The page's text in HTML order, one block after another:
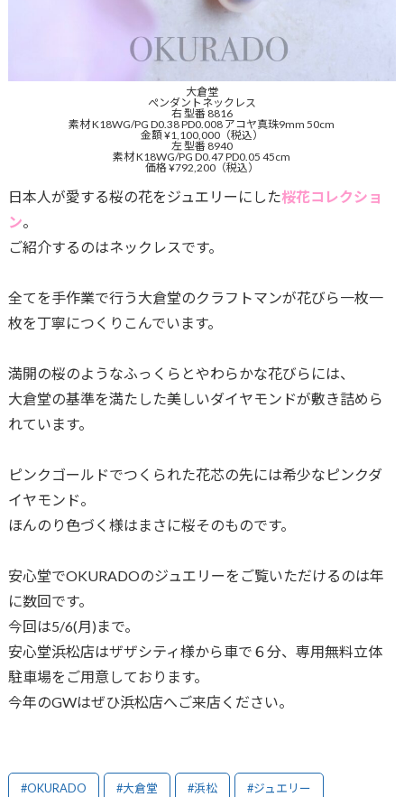
大倉堂
ぺンダントネックレス
右 型番 8816
素材 K18WG/PG D0.38 PD0.008 アコヤ真珠9mm 50cm
金額 ¥1,100,000（税込）
左 型番 8940
素材 K18WG/PG D0.47 PD0.05 45cm
価格 ¥792,200（税込）
日本人が愛する桜の花をジュエリーにした桜花コレクショ
ン。
ご紹介するのはネックレスです。
全てを手作業で行う大倉堂のクラフトマンが花びら一枚一
枚を丁寧につくりこんでいます。
満開の桜のようなふっくらとやわらかな花びらには、
大倉堂の基準を満たした美しいダイヤモンドが敷き詰めら
れています。
ピンクゴールドでつくられた花芯の先には希少なピンクダ
イヤモンド。
ほんのり色づく様はまさに桜そのものです。
安心堂でOKURADOのジュエリーをご覧いただけるのは年
に数回です。
今回は5/6(月)まで。
安心堂浜松店はザザシティ様から車で６分、専用無料立体
駐車場をご用意しております。
今年のGWはぜひ浜松店へご来店ください。
#OKURADO #大倉堂 #浜松 #ジュエリー